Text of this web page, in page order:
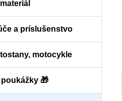
a príslušenstvo
motocykle
🎁